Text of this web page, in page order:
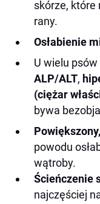
skórze, które
rany.
Osłabienie
U wielu
ALP/ALT,
(ciężar
bywa
powodu
wątroby.
Ścieńczenie
najczęściej